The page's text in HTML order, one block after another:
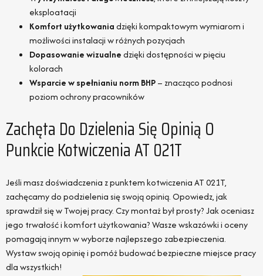
eksploatacji
Komfort użytkowaniadzięki kompaktowym wymiarom i
możliwości instalacji w różnych pozycjach
Dopasowanie wizualnedzięki dostępności w pięciu
kolorach
Wsparcie w spełnianiu norm BHP– znacząco podnosi
poziom ochrony pracowników
Zachęta Do Dzielenia Się Opinią O
Punkcie Kotwiczenia AT 021T
Jeśli masz doświadczenia z punktem kotwiczenia AT 021T,
zachęcamy do podzielenia się swoją opinią. Opowiedz, jak
sprawdził się w Twojej pracy. Czy montaż był prosty? Jak oceniasz
jego trwałość i komfort użytkowania? Wasze wskazówki i oceny
pomagają innym w wyborze najlepszego zabezpieczenia.
Wystaw swoją opinię i pomóż budować bezpieczne miejsce pracy
dla wszystkich!